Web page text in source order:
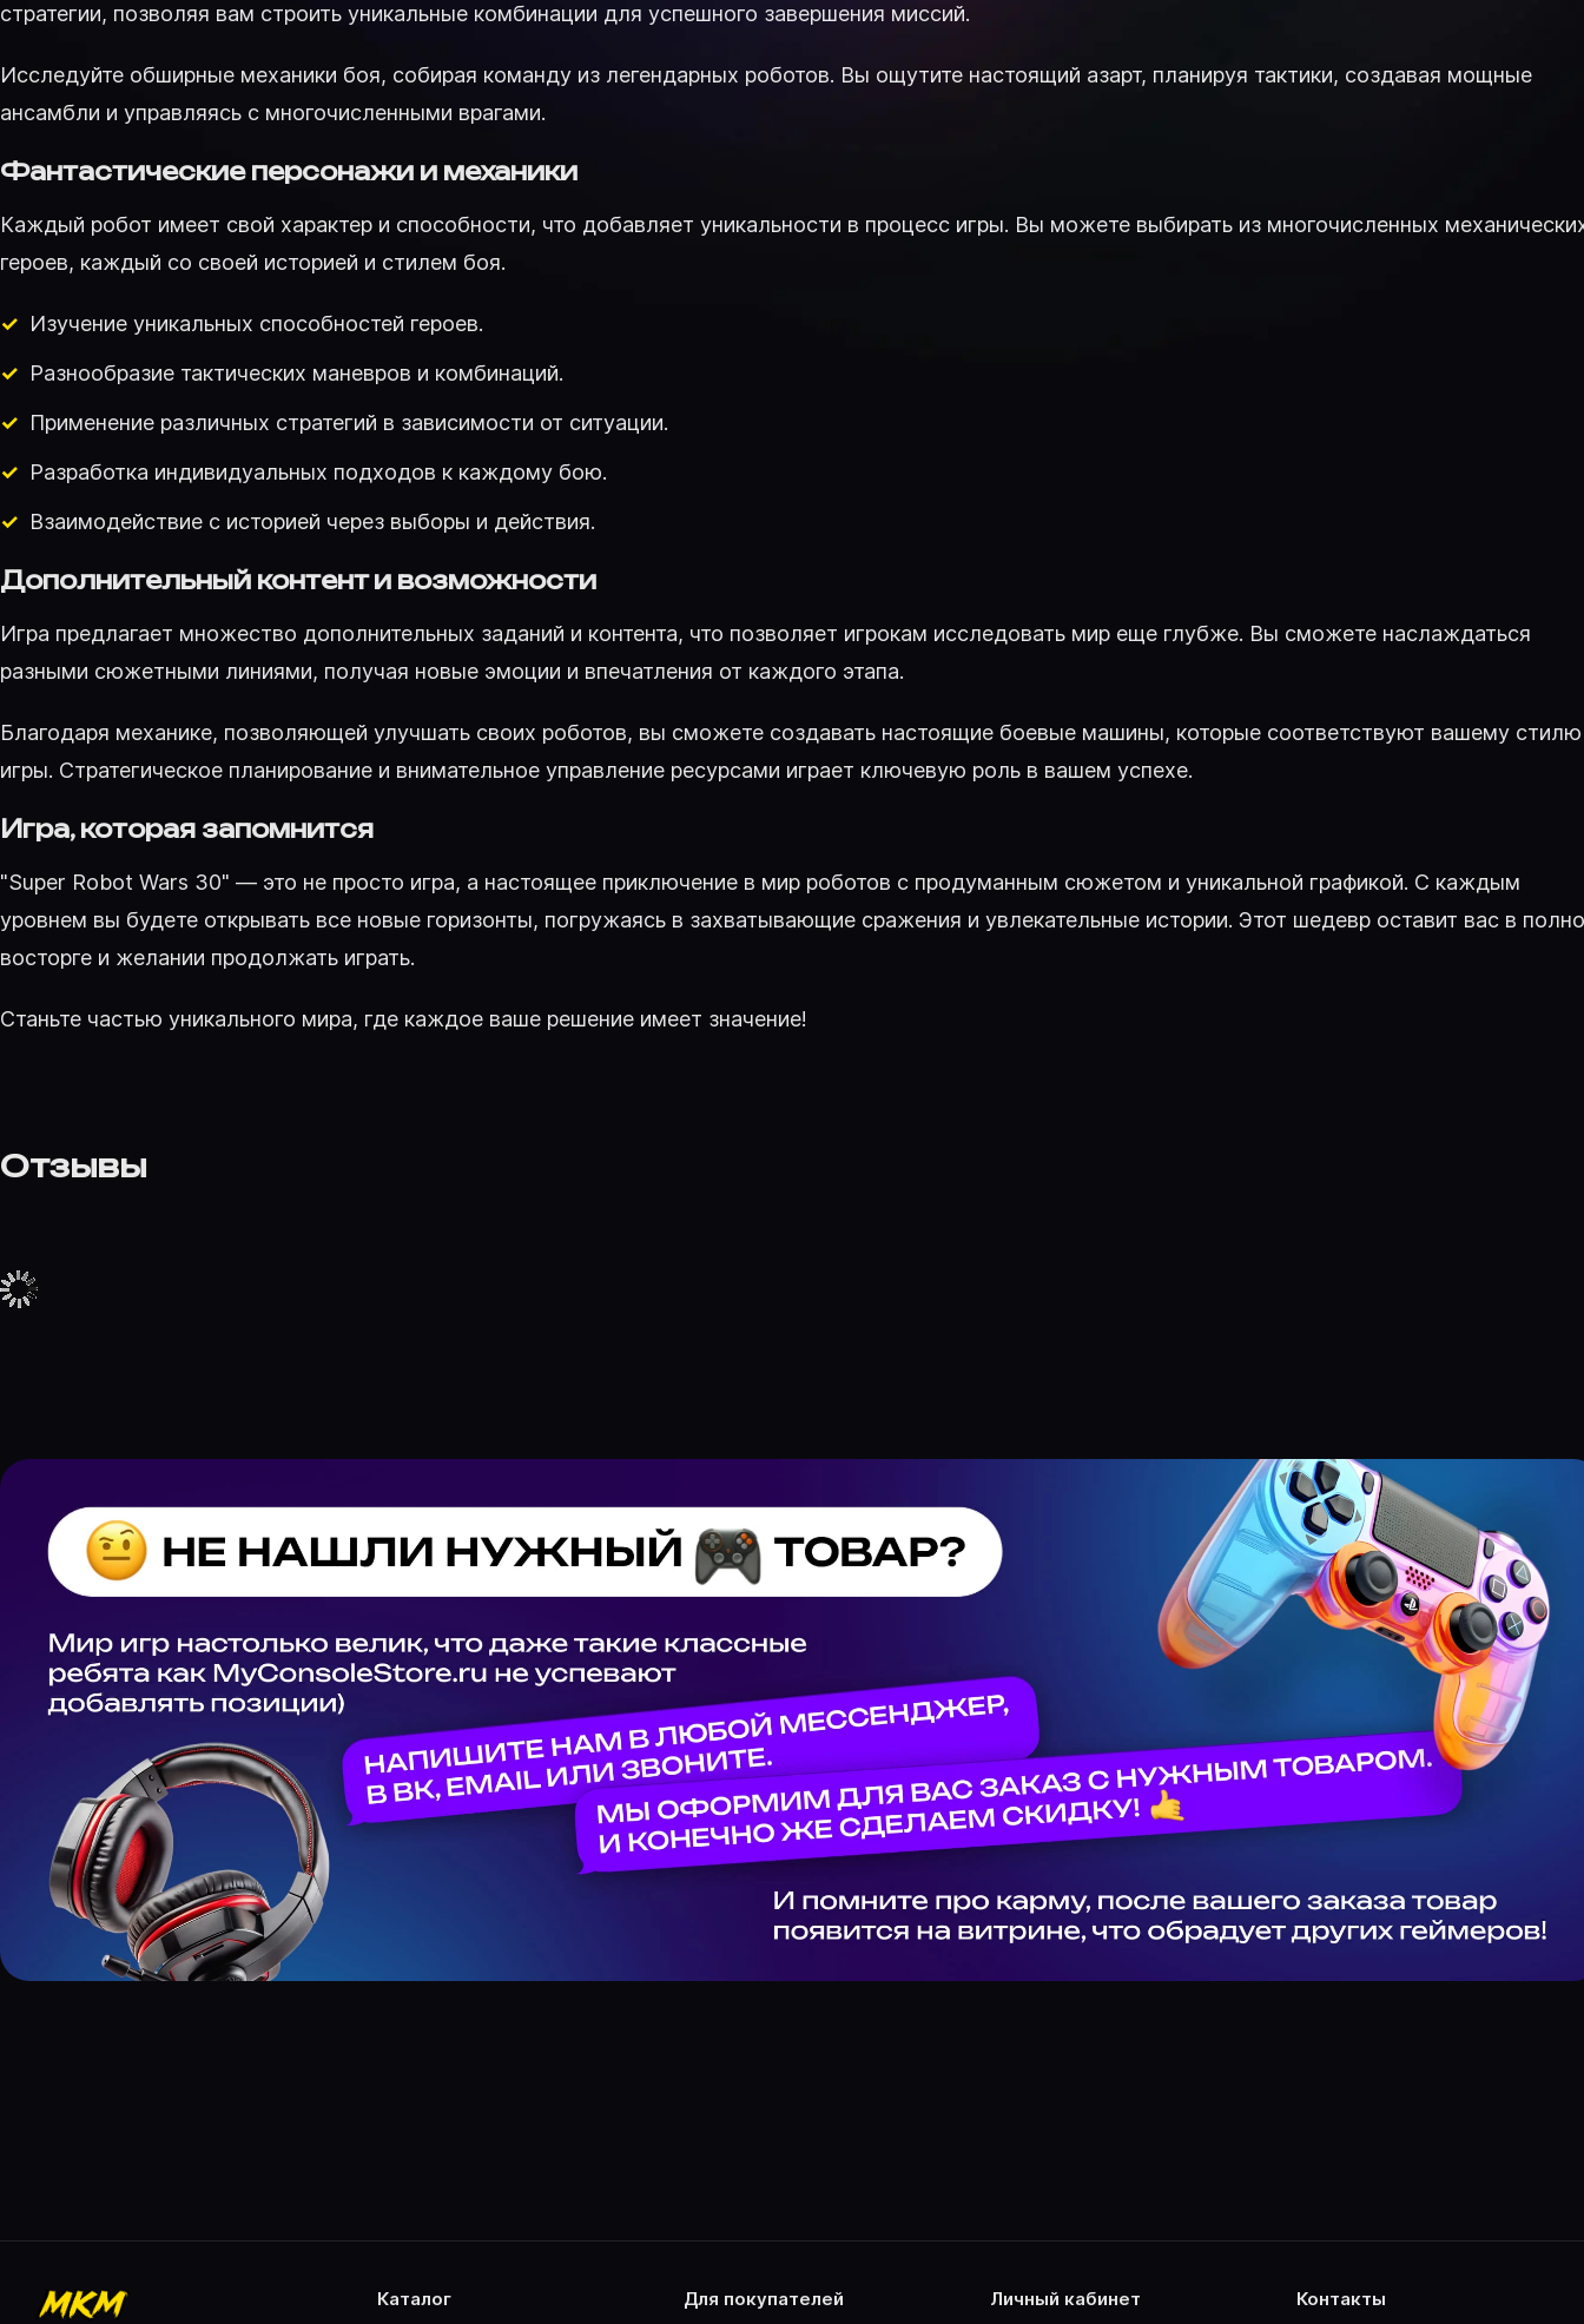
стратегии, позволяя вам строить уникальные комбинации для успешного завершения миссий.
Исследуйте обширные механики боя, собирая команду из легендарных роботов. Вы ощутите настоящий азарт, планируя тактики, создавая мощные
ансамбли и управляясь с многочисленными врагами.
Фантастические персонажи и механики
Каждый робот имеет свой характер и способности, что добавляет уникальности в процесс игры. Вы можете выбирать из многочисленных
героев, каждый со своей историей и стилем боя.
Изучение уникальных способностей героев.
Разнообразие тактических маневров и комбинаций.
Применение различных стратегий в зависимости от ситуации.
Разработка индивидуальных подходов к каждому бою.
Взаимодействие с историей через выборы и действия.
Дополнительный контент и возможности
Игра предлагает множество дополнительных заданий и контента, что позволяет игрокам исследовать мир еще глубже. Вы сможете наслаждаться
разными сюжетными линиями, получая новые эмоции и впечатления от каждого этапа.
Благодаря механике, позволяющей улучшать своих роботов, вы сможете создавать настоящие боевые машины, которые соответствуют вашему стилю
игры. Стратегическое планирование и внимательное управление ресурсами играет ключевую роль в вашем успехе.
Игра, которая запомнится
"Super Robot Wars 30" — это не просто игра, а настоящее приключение в мир роботов с продуманным сюжетом и уникальной графикой. С каждым
уровнем вы будете открывать все новые горизонты, погружаясь в захватывающие сражения и увлекательные истории. Этот шедевр оставит вас в
восторге и желании продолжать играть.
Станьте частью уникального мира, где каждое ваше решение имеет значение!
Отзывы
каталог для покупателей личный кабинет контакты